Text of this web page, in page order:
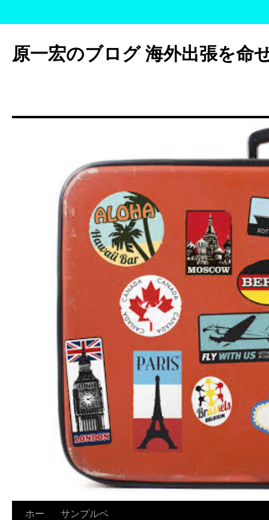
テ
ン
ッ
原一宏のブログ 海外出張を命
ホー
サンプルペ